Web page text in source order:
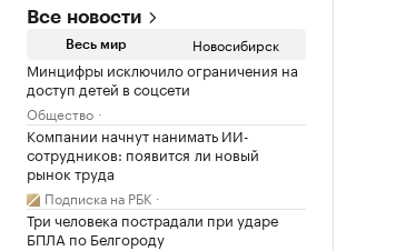
Все новости
Весь мир Новосибирск
Минцифры исключило ограничения на
доступ детей в соцсети
Общество
Компании начнут нанимать ИИ-
сотрудников: появится ли новый
рынок труда
Подписка на РБК
Три человека пострадали при ударе
БПЛА по Белгороду